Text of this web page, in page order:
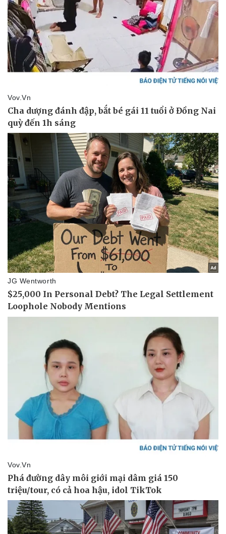
Kinh tế
Bất động sản
Khởi nghiệp
Thị trường
Giá vàng
Tiêu dùng
Tỷ giá
Chứng khoán
Giá cà phê